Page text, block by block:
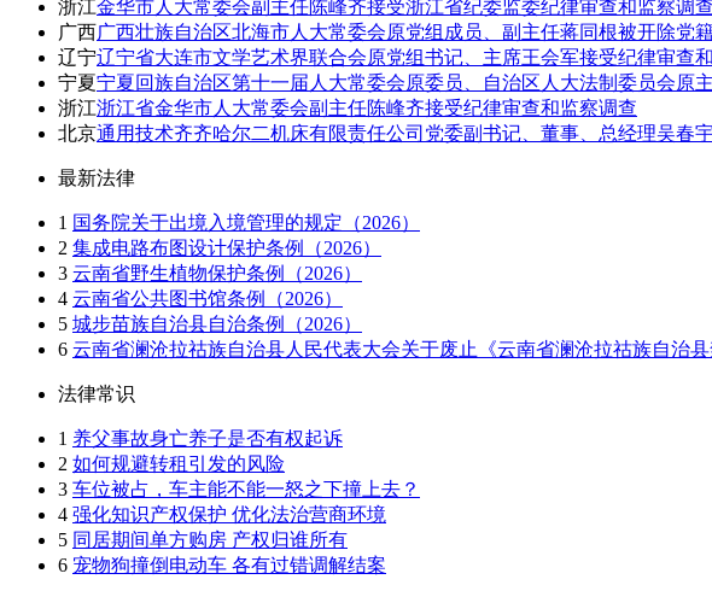
浙江金华市人大常委会副主任陈峰齐接受浙江省纪委监委纪律审查和监察调查
广西广西壮族自治区北海市人大常委会原党组成员、副主任蒋同根被开除党
辽宁辽宁省大连市文学艺术界联合会原党组书记、主席王会军接受纪律审查
宁夏宁夏回族自治区第十一届人大常委会原委员、自治区人大法制委员会原
浙江浙江省金华市人大常委会副主任陈峰齐接受纪律审查和监察调查
北京通用技术齐齐哈尔二机床有限责任公司党委副书记、董事、总经理吴春
最新法律
1 国务院关于出境入境管理的规定（2026）
2 集成电路布图设计保护条例（2026）
3 云南省野生植物保护条例（2026）
4 云南省公共图书馆条例（2026）
5 城步苗族自治县自治条例（2026）
6 云南省澜沧拉祜族自治县人民代表大会关于废止《云南省澜沧拉祜族自治县
法律常识
1 养父事故身亡养子是否有权起诉
2 如何规避转租引发的风险
3 车位被占，车主能不能一怒之下撞上去？
4 强化知识产权保护 优化法治营商环境
5 同居期间单方购房 产权归谁所有
6 宠物狗撞倒电动车 各有过错调解结案